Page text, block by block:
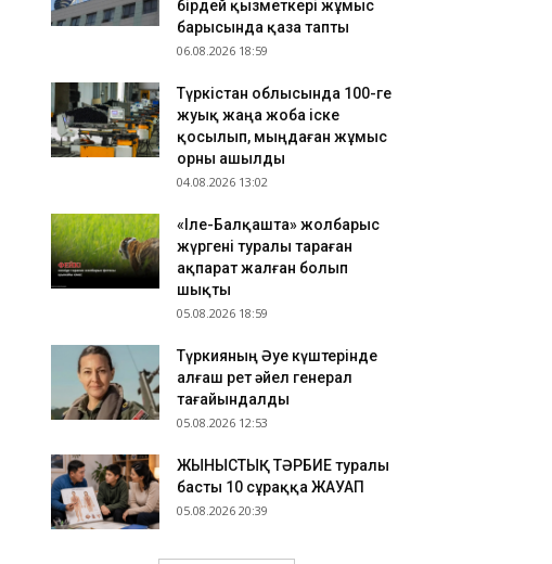
ТҮРКІСТАН: Нұралхан Көшеров тұрғынды жеке
қабылдап, мәселесін шешу жолын түсіндірді
Қазақстан ұлттық құрамасының бұрынғы
футболшысы қайтыс болды
06.08.2026 17:32
ТҮРКІСТАН: Отырар ауданына келуші туристер
бірдей қызметкері жұмыс
барысында қаза тапты
06.08.2026 18:59
Түркістан облысында 100-ге
жуық жаңа жоба іске
қосылып, мыңдаған жұмыс
орны ашылды
04.08.2026 13:02
«Іле-Балқашта» жолбарыс
жүргені туралы тараған
ақпарат жалған болып
шықты
05.08.2026 18:59
Түркияның Әуе күштерінде
алғаш рет әйел генерал
тағайындалды
05.08.2026 12:53
ЖЫНЫСТЫҚ ТӘРБИЕ туралы
басты 10 сұраққа ЖАУАП
05.08.2026 20:39